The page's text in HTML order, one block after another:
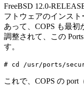
FreeBSD 12.0-
フトウェアのインス
あって、COPS も最初
調整されて、この
す。
# cd /usr/ports/
これで、COPS の